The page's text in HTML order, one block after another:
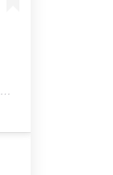
Um post compartilhado por Queiroz Filho (@queirozmfilho)